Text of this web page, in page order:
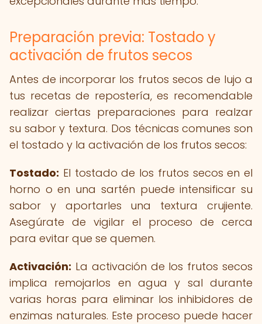
Preparación previa: Tostado y
activación de frutos secos
Antes de incorporar los frutos secos de lujo a
tus recetas de repostería, es recomendable
realizar ciertas preparaciones para realzar
su sabor y textura. Dos técnicas comunes son
el tostado y la activación de los frutos secos:
Tostado: El tostado de los frutos secos en el
horno o en una sartén puede intensificar su
sabor y aportarles una textura crujiente.
Asegúrate de vigilar el proceso de cerca
para evitar que se quemen.
Activación: La activación de los frutos secos
implica remojarlos en agua y sal durante
varias horas para eliminar los inhibidores de
enzimas naturales. Este proceso puede hacer